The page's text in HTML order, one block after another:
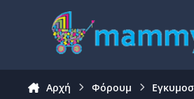
Μετάβαση σε περιεχόμενο
Αρχή Φόρουμ